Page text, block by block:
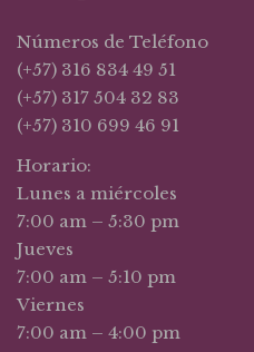
Números de Teléfono
(+57) 316 834 49 51
(+57) 317 504 32 83
(+57) 310 699 46 91
Horario:
Lunes a miércoles
7:00 am – 5:30 pm
Jueves
7:00 am – 5:10 pm
Viernes
7:00 am – 4:00 pm